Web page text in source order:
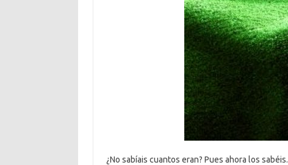
¿No sabíais cuantos eran? Pues ahora los sabéis.